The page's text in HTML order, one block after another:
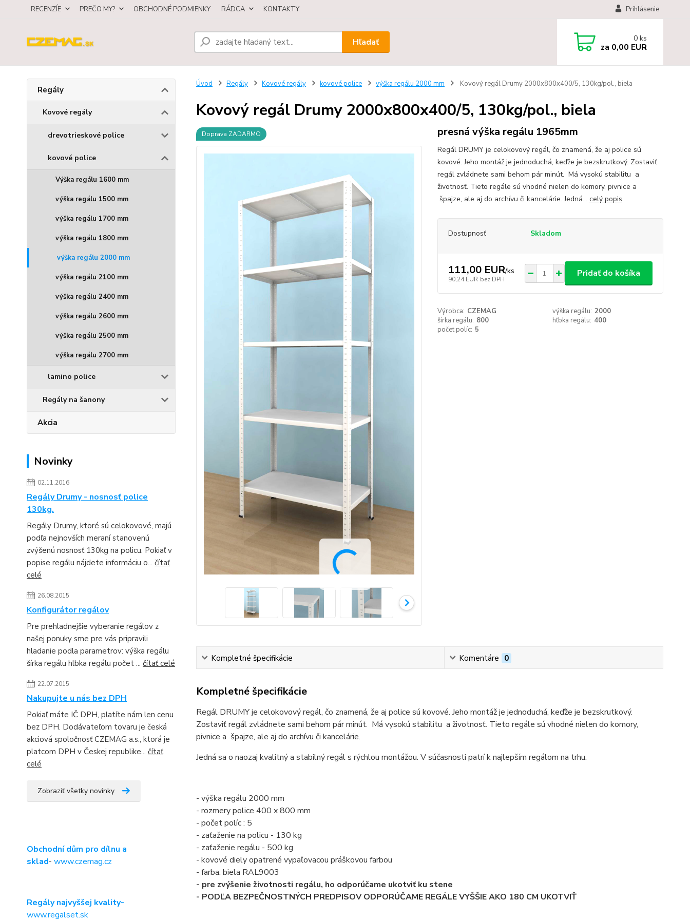
RECENZÍE PREČO MY? OBCHODNÉ PODMIENKY RÁDCA KONTAKTY Prihlásenie
Hľadať 0 ks
za 0,00 EUR
Regály
Kovové regály
drevotrieskové police
kovové police
Výška regálu 1600 mm
výška regálu 1500 mm
výška regálu 1700 mm
výška regálu 1800 mm
výška regálu 2000 mm
výška regálu 2100 mm
výška regálu 2400 mm
výška regálu 2600 mm
výška regálu 2500 mm
výška regálu 2700 mm
lamino police
Regály na šanony
Akcia
Novinky
02.11.2016
Regály Drumy - nosnosť police
130kg.
Regály Drumy, ktoré sú celokovové, majú
podľa nejnovších meraní stanovenú
zvýšenú nosnosť 130kg na policu. Pokiaľ v
popise regálu nájdete informáciu o... čítať
celé
26.08.2015
Konfigurátor regálov
Pre prehladnejšie vyberanie regálov z
našej ponuky sme pre vás pripravili
hladanie podla parametrov: výška regálu
šírka regálu hlbka regálu počet ... čítať celé
22.07.2015
Nakupujte u nás bez DPH
Pokiaľ máte IČ DPH, platíte nám len cenu
bez DPH. Dodávateľom tovaru je česká
akciová spoločnosť CZEMAG a.s., ktorá je
platcom DPH v Českej republike... čítať
celé
Zobraziť všetky novinky
Obchodní dům pro dílnu a
sklad- www.czemag.cz
Regály najvyššej kvality-
www.regalset.sk
Úvod Regály Kovové regály kovové police výška regálu 2000 mm Kovový regál Drumy 2000x800x400/5, 130kg/pol., biela
Kovový regál Drumy 2000x800x400/5, 130kg/pol., biela
Doprava ZADARMO presná výška regálu 1965mm
Regál DRUMY je celokovový regál, čo znamená, že aj police sú
kovové. Jeho montáž je jednoduchá, keďže je bezskrutkový. Zostaviť
regál zvládnete sami behom pár minút. Má vysokú stabilitu a
životnosť. Tieto regále sú vhodné nielen do komory, pivnice a
špajze, ale aj do archívu či kancelárie. Jedná... celý popis
Dostupnosť Skladom
111,00 EUR/ks
90,24 EUR bez DPH
Pridať do košíka
Výrobca: CZEMAG výška regálu: 2000
šírka regálu: 800 hľbka regálu: 400
počet políc: 5
Kompletné špecifikácie Komentáre 0
Kompletné špecifikácie
Regál DRUMY je celokovový regál, čo znamená, že aj police sú kovové. Jeho montáž je jednoduchá, keďže je bezskrutkový.
Zostaviť regál zvládnete sami behom pár minút. Má vysokú stabilitu a životnosť. Tieto regále sú vhodné nielen do komory,
pivnice a špajze, ale aj do archívu či kancelárie.
Jedná sa o naozaj kvalitný a stabilný regál s rýchlou montážou. V súčasnosti patrí k najlepším regálom na trhu.
- výška regálu 2000 mm
- rozmery police 400 x 800 mm
- počet políc : 5
- zaťaženie na policu - 130 kg
- zaťaženie regálu - 500 kg
- kovové diely opatrené vypaľovacou práškovou farbou
- farba: biela RAL9003
- pre zvýšenie životnosti regálu, ho odporúčame ukotviť ku stene
- PODĽA BEZPEČNOSTNÝCH PREDPISOV ODPORÚČAME REGÁLE VYŠŠIE AKO 180 CM UKOTVIŤ